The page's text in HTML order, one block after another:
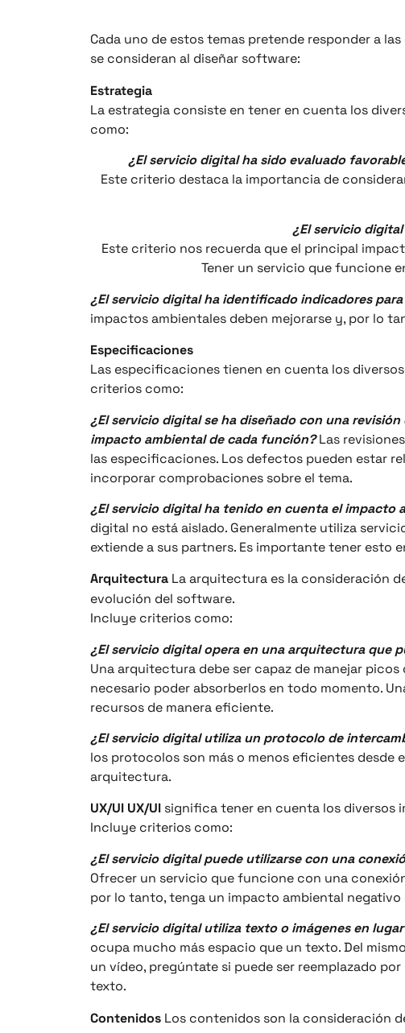
Cada uno de estos temas pretende responder a
se consideran al diseñar software:
Estrategia
La estrategia consiste en tener en cuenta los
como:
¿El servicio digital ha sido evaluado
Este criterio destaca la importancia de
¿El servicio
Este criterio nos recuerda que el principal
Tener un servicio que funcione
¿El servicio digital ha identificado indicadores
impactos ambientales deben mejorarse y, por lo
Especificaciones
Las especificaciones tienen en cuenta los
criterios como:
¿El servicio digital se ha diseñado con una
impacto ambiental de cada función?Las
las especificaciones. Los defectos pueden estar
incorporar comprobaciones sobre el tema.
¿El servicio digital ha tenido en cuenta el impacto
digital no está aislado. Generalmente utiliza
extiende a sus partners. Es importante tener esto
Arquitectura La arquitectura es la consideración
evolución del software.
Incluye criterios como:
¿El servicio digital opera en una arquitectura que
Una arquitectura debe ser capaz de manejar
necesario poder absorberlos en todo momento.
recursos de manera eficiente.
¿El servicio digital utiliza un protocolo de
los protocolos son más o menos eficientes desde
arquitectura.
UX/UI UX/UI significa tener en cuenta los diversos
Incluye criterios como:
¿El servicio digital puede utilizarse con una
Ofrecer un servicio que funcione con una
por lo tanto, tenga un impacto ambiental negativo
¿El servicio digital utiliza texto o imágenes en
ocupa mucho más espacio que un texto. Del
un vídeo, pregúntate si puede ser reemplazado
texto.
Contenidos Los contenidos son la consideración